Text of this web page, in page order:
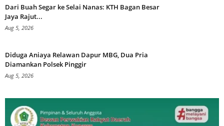
Dari Buah Segar ke Selai Nanas: KTH Bagan Besar
Jaya Rajut...
Aug 5, 2026
Diduga Aniaya Relawan Dapur MBG, Dua Pria
Diamankan Polsek Pinggir
Aug 5, 2026